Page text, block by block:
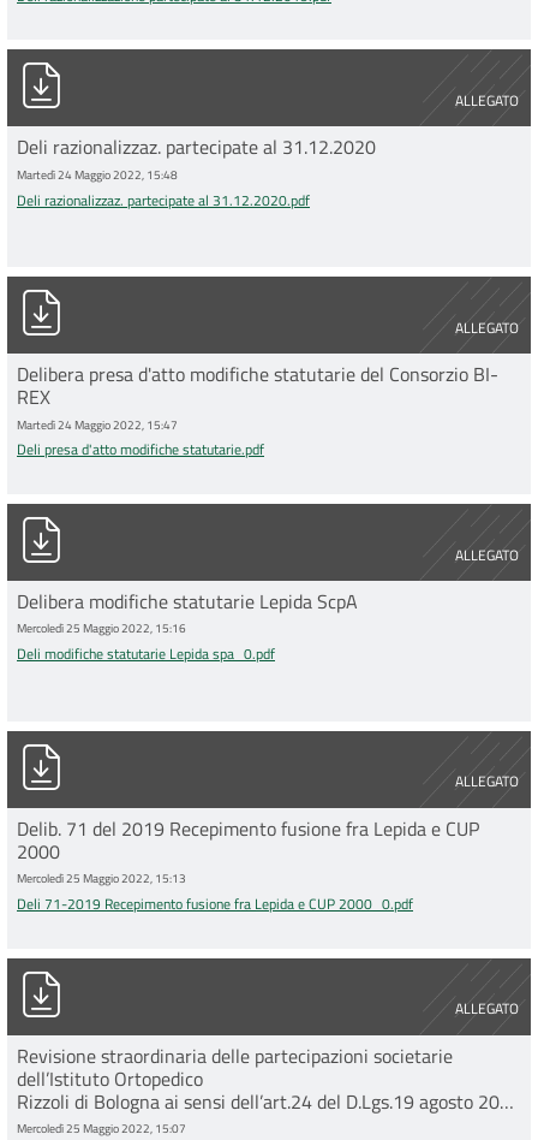
ALLEGATO
Deli razionalizzaz. partecipate al 31.12.2020.pdf
Deli razionalizzaz. partecipate al 31.12.2020
Martedì 24 Maggio 2022, 15:48
Deli razionalizzaz. partecipate al 31.12.2020.pdf
ALLEGATO
Deli presa d&#039;atto modifiche statutarie.pdf
Delibera presa d'atto modifiche statutarie del Consorzio BI-
REX
Martedì 24 Maggio 2022, 15:47
Deli presa d'atto modifiche statutarie.pdf
ALLEGATO
Deli modifiche statutarie Lepida spa_0.pdf
Delibera modifiche statutarie Lepida ScpA
Mercoledì 25 Maggio 2022, 15:16
Deli modifiche statutarie Lepida spa_0.pdf
ALLEGATO
Deli 71-2019 Recepimento fusione fra Lepida e CUP
Delib. 71 del 2019 Recepimento fusione fra Lepida e CUP
2000
Mercoledì 25 Maggio 2022, 15:13
Deli 71-2019 Recepimento fusione fra Lepida e CUP 2000_0.pdf
ALLEGATO
D0203_2017_Revisione societ+á partecipate.pdf
Revisione straordinaria delle partecipazioni societarie
dell’Istituto Ortopedico
Rizzoli di Bologna ai sensi dell’art.24 del D.Lgs.19 agosto 2016
n.175 e s.m.i.
Mercoledì 25 Maggio 2022, 15:07